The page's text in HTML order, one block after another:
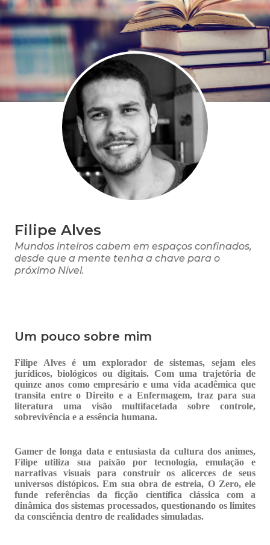
Filipe Alves
Mundos inteiros cabem em espaços confinados,
desde que a mente tenha a chave para o
próximo Nível.
Um pouco sobre mim
Filipe Alves é um explorador de sistemas, sejam eles
jurídicos, biológicos ou digitais. Com uma trajetória de
quinze anos como empresário e uma vida acadêmica que
transita entre o Direito e a Enfermagem, traz para sua
literatura uma visão multifacetada sobre controle,
sobrevivência e a essência humana.
Gamer de longa data e entusiasta da cultura dos animes,
Filipe utiliza sua paixão por tecnologia, emulação e
narrativas visuais para construir os alicerces de seus
universos distópicos. Em sua obra de estreia, O Zero, ele
funde referências da ficção científica clássica com a
dinâmica dos sistemas processados, questionando os limites
da consciência dentro de realidades simuladas.